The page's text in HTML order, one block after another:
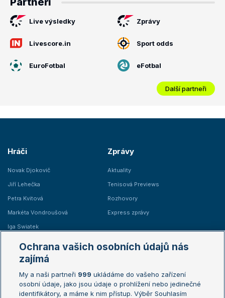
Live výsledky Zprávy
Livescore.in Sport odds
EuroFotbal eFotbal
Další partneři
Hráči
Novak Djokovič
Jiří Lehečka
Petra Kvitová
Markéta Vondroušová
Iga Swiatek
Zprávy
Aktuality
Tenisová Previews
Rozhovory
Express zprávy
Žebříčky
Žebříček ATP (muži)
Žebříček WTA (ženy)
Australian Open
French Open
Ochrana vašich osobních údajů nás
zajímá
My a naši partneři 999 ukládáme do vašeho zařízení
osobní údaje, jako jsou údaje o prohlížení nebo jedinečné
identifikátory, a máme k nim přístup. Výběr Souhlasím